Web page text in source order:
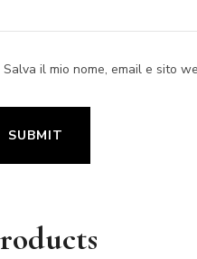
Salva il mio nome, email e sito